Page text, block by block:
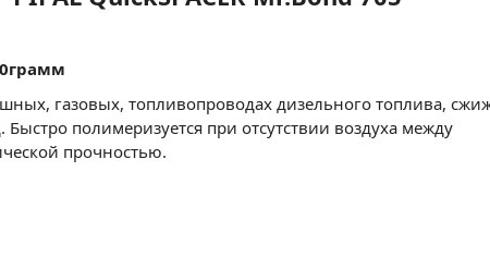
газовых, топливопроводах дизельного топлива,
полимеризуется при отсутствии воздуха между
прочностью.